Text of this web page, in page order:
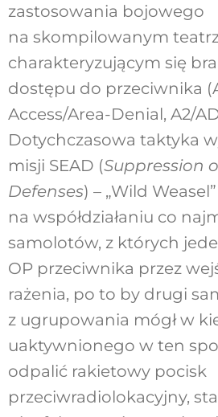
zastosowania bojowego
na skompilowanym
charakteryzującym się
dostępu do przeciwnika
Access/Area-Denial, A2/
Dotychczasowa taktyka
misji SEAD (Suppression
Defenses) – „Wild
na współdziałaniu co
samolotów, z których
OP przeciwnika przez
rażenia, po to by drugi
z ugrupowania mógł w
uaktywnionego w ten
odpalić rakietowy pocisk
przeciwradiolokacyjny,